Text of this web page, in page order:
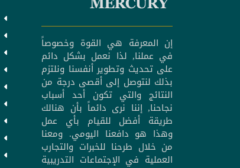
إن المعرفة هي القوة وخصوصاً
في عملنا, لذا نعمل بشكل دائم
على تحديث وتطوير أنفسنا ونلتزم
بذلك لنتوصل إلى أقصى درجة من
النتائج والتي تكون أحد أسباب
نجاحنا, إننا نرى دائماً بأن هنالك
طريقة أفضل للقيام بأي عمل
وهذا هو دافعنا اليومي. ومعنا
من خلال طرحنا للخبرات والتجارب
العملية في الإجتماعات التدريبية